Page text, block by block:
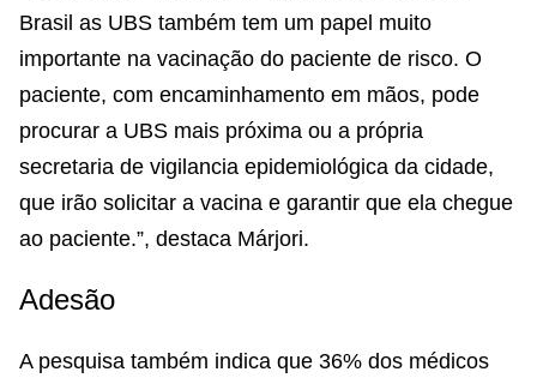
Brasil as UBS também tem um papel muito
importante na vacinação do paciente de risco. O
paciente, com encaminhamento em mãos, pode
procurar a UBS mais próxima ou a própria
secretaria de vigilancia epidemiológica da cidade,
que irão solicitar a vacina e garantir que ela chegue
ao paciente.”, destaca Márjori.
Adesão
A pesquisa também indica que 36% dos médicos